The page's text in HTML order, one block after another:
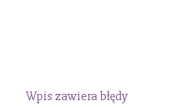
Wpis zawiera błędy